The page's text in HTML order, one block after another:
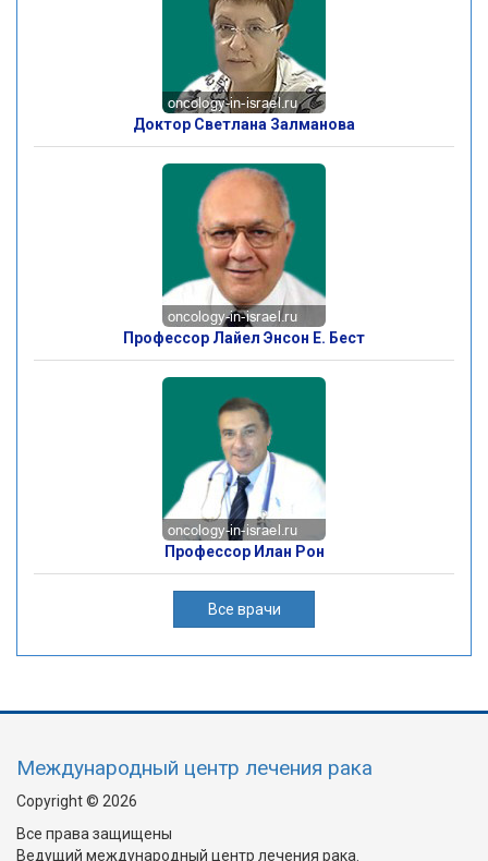
Доктор Светлана Залманова
Профессор Лайел Энсон Е. Бест
Профессор Илан Рон
Все врачи
Международный центр лечения рака
Copyright © 2026
Все права защищены
Ведущий международный центр лечения рака.